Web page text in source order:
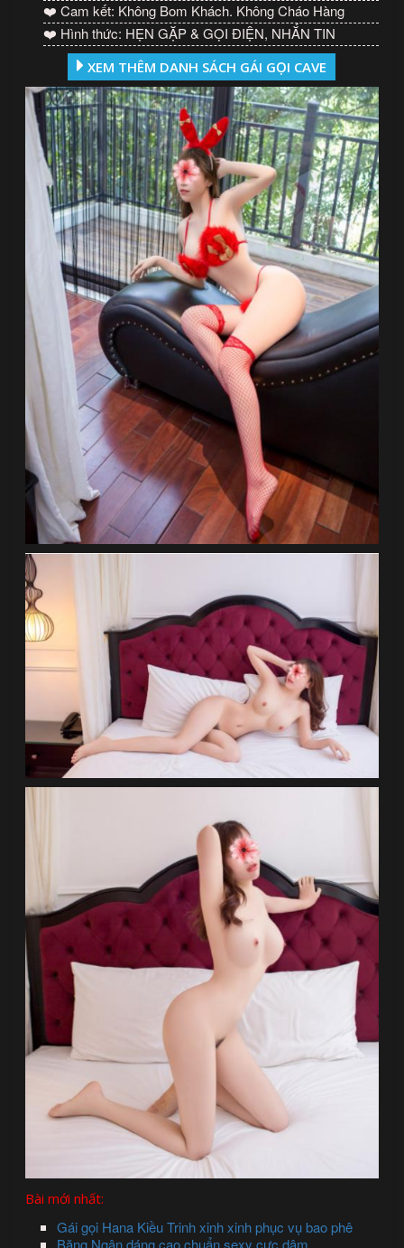
❤️ Cam kết: Không Bom Khách. Không Cháo Hàng
❤️ Hình thức: HẸN GẶP & GỌI ĐIỆN, NHẮN TIN
XEM THÊM DANH SÁCH GÁI GỌI CAVE
Bài mới nhất:
Gái gọi Hana Kiều Trinh xinh xinh phục vụ bao phê
Băng Ngân dáng cao chuẩn sexy cực dâm